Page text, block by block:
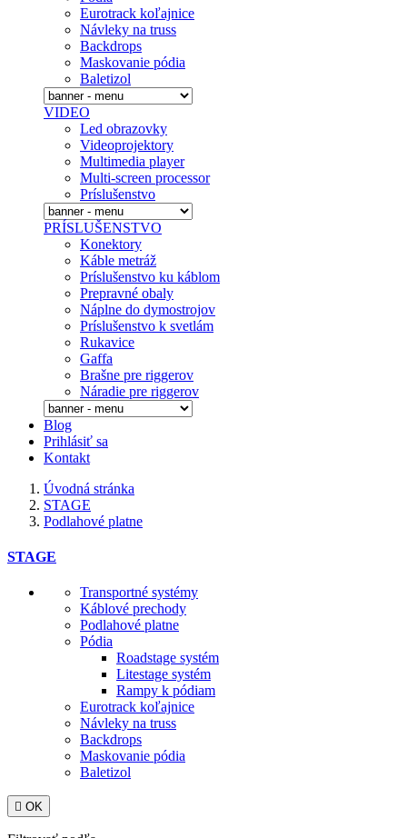
Eurotrack koľajnice
Návleky na truss
Backdrops
Maskovanie pódia
Baletizol
VIDEO
Led obrazovky
Videoprojektory
Multimedia player
Multi-screen processor
Príslušenstvo
PRÍSLUŠENSTVO
Konektory
Káble metráž
Príslušenstvo ku káblom
Prepravné obaly
Náplne do dymostrojov
Prí­slušenstvo k svetlám
Rukavice
Gaffa
Brašne pre riggerov
Náradie pre riggerov
Blog
Prihlásiť sa
Kontakt
Úvodná stránka
STAGE
Podlahové platne
STAGE
Transportné systémy
Káblové prechody
Podlahové platne
Pódia
Roadstage systém
Litestage systém
Rampy k pódiam
Eurotrack koľajnice
Návleky na truss
Backdrops
Maskovanie pódia
Baletizol
 OK